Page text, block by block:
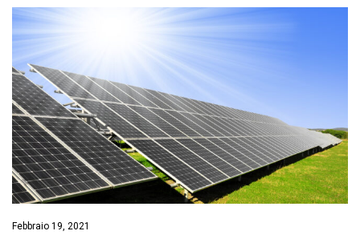
Febbraio 19, 2021